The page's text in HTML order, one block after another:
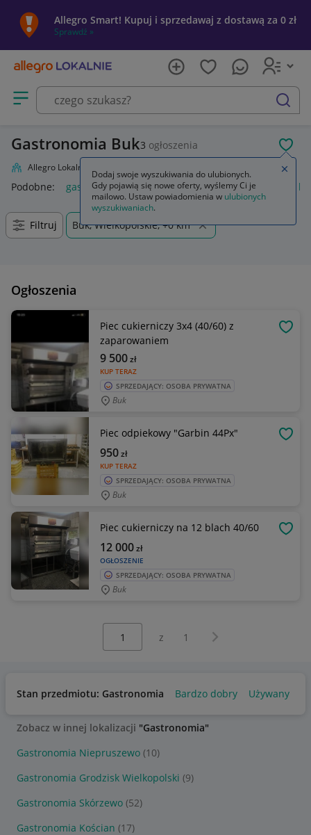
Allegro Smart! Kupuj i sprzedawaj z dostawą za 0 zł
Sprawdź »
Otwórz menu z kategoriami
szukaj
Gastronomia Buk3 ogłoszenia
Allegro Lokalnie
Podobne: gastronomia kosz na śmieci gastronomia buty
Filtruj Buk, Wielkopolskie, +0 km
Ogłoszenia
Piec cukierniczy 3x4 (40/60) z
zaparowaniem
KUP TERAZ
9 500zł
SPRZEDAJĄCY: OSOBA PRYWATNA
Buk
Piec odpiekowy "Garbin 44Px"
KUP TERAZ
950zł
SPRZEDAJĄCY: OSOBA PRYWATNA
Buk
Piec cukierniczy na 12 blach 40/60
OGŁOSZENIE
12 000zł
SPRZEDAJĄCY: OSOBA PRYWATNA
Buk
z 1 Następna strona
Stan przedmiotu: Gastronomia Bardzo dobry Używany
Zobacz w innej lokalizacji "Gastronomia"
Gastronomia Niepruszewo (10)
Gastronomia Grodzisk Wielkopolski (9)
Gastronomia Skórzewo (52)
Gastronomia Kościan (17)
Dodaj swoje wyszukiwania do ulubionych.
Gdy pojawią się nowe oferty, wyślemy Ci je
mailowo. Ustaw powiadomienia w ulubionych
wyszukiwaniach.